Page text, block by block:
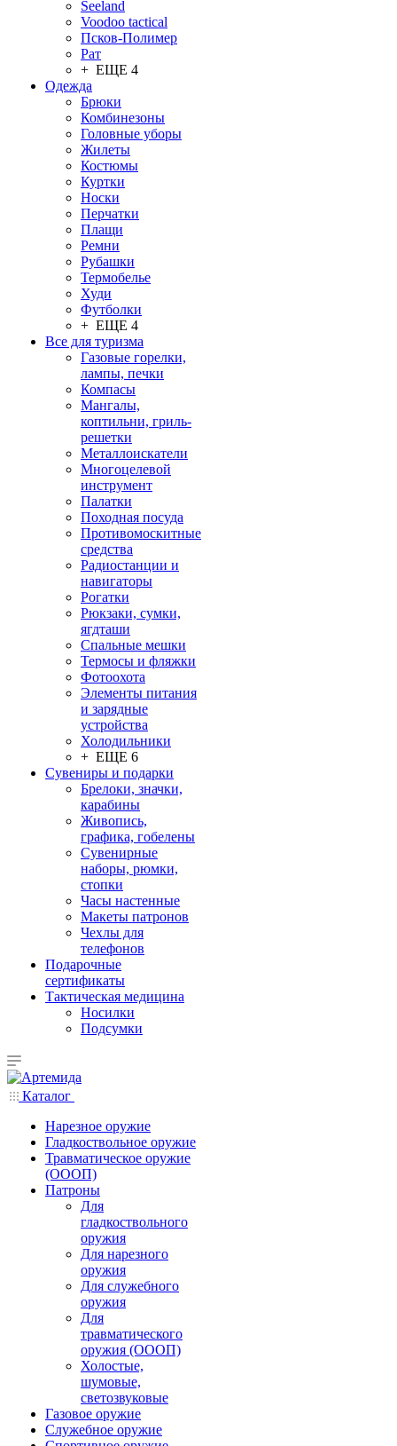
Seeland
Voodoo tactical
Псков-Полимер
Рат
+ ЕЩЕ 4
Одежда
Брюки
Комбинезоны
Головные уборы
Жилеты
Костюмы
Куртки
Носки
Перчатки
Плащи
Ремни
Рубашки
Термобелье
Худи
Футболки
+ ЕЩЕ 4
Все для туризма
Газовые горелки,
лампы, печки
Компасы
Мангалы,
коптильни, гриль-
решетки
Металлоискатели
Многоцелевой
инструмент
Палатки
Походная посуда
Противомоскитные
средства
Радиостанции и
навигаторы
Рогатки
Рюкзаки, сумки,
ягдташи
Спальные мешки
Термосы и фляжки
Фотоохота
Элементы питания
и зарядные
устройства
Холодильники
+ ЕЩЕ 6
Сувениры и подарки
Брелоки, значки,
карабины
Живопись,
графика, гобелены
Сувенирные
наборы, рюмки,
стопки
Часы настенные
Макеты патронов
Чехлы для
телефонов
Подарочные
сертификаты
Тактическая медицина
Носилки
Подсумки
Каталог
Нарезное оружие
Гладкоствольное оружие
Травматическое оружие
(ОООП)
Патроны
Для
гладкоствольного
оружия
Для нарезного
оружия
Для служебного
оружия
Для
травматического
оружия (ОООП)
Холостые,
шумовые,
светозвуковые
Газовое оружие
Служебное оружие